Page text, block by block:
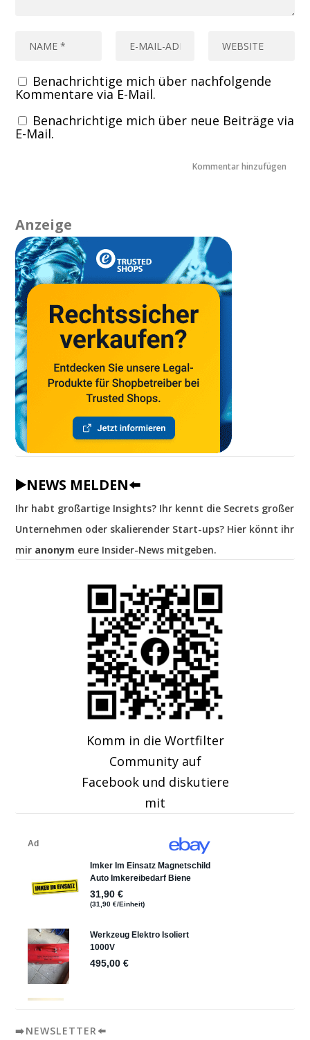
Benachrichtige mich über nachfolgende
Kommentare via E-Mail.
Benachrichtige mich über neue Beiträge via
E-Mail.
Anzeige
▶️NEWS MELDEN⬅️
Ihr habt großartige Insights? Ihr kennt die Secrets großer
Unternehmen oder skalierender Start-ups? Hier könnt ihr
mir anonym eure Insider-News mitgeben.
Komm in die Wortfilter
Community auf
Facebook und diskutiere
mit
➡️NEWSLETTER⬅️